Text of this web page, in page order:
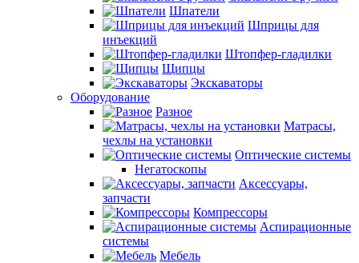
Шпатели
Шприцы для
инъекций
Штопфер-гладилки
Щипцы
Экскаваторы
Оборудование
Разное
Матрасы,
чехлы на установки
Оптические системы
Негатоскопы
Аксессуары,
запчасти
Компрессоры
Аспирационные
системы
Мебель